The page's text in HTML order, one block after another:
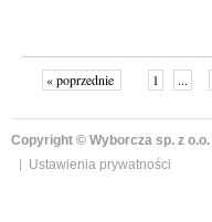
« poprzednie 1 ...
Copyright © Wyborcza sp. z o.o.
Ustawienia prywatności